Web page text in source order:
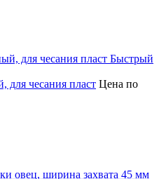
Быстрый
для чесания пласт Цена по